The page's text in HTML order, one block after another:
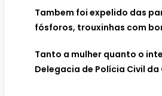
Tambem foi expelido das
fósforos, trouxinhas com
Tanto a mulher quanto o
Delegacia de Polícia Civil